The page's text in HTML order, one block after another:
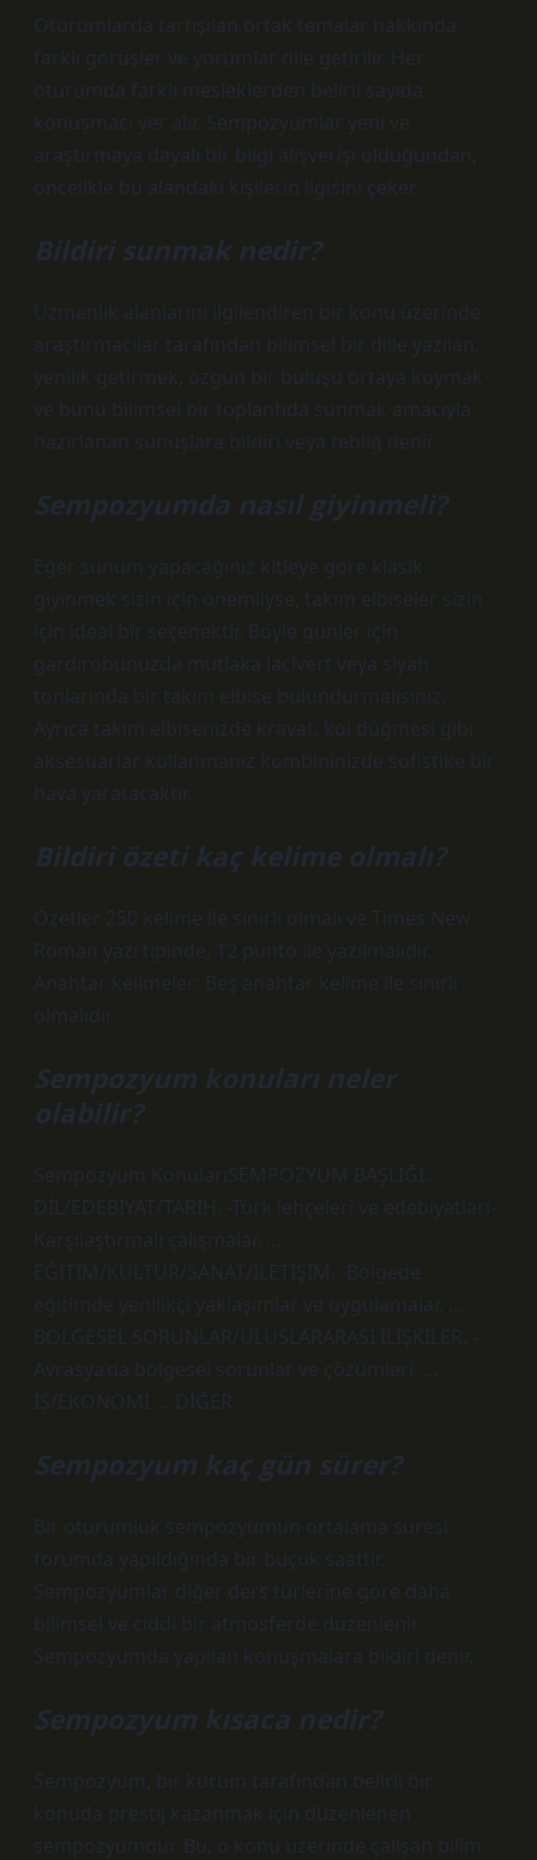
Oturumlarda tartışılan ortak temalar hakkında
farklı görüşler ve yorumlar dile getirilir. Her
oturumda farklı mesleklerden belirli sayıda
konuşmacı yer alır. Sempozyumlar yeni ve
araştırmaya dayalı bir bilgi alışverişi olduğundan,
öncelikle bu alandaki kişilerin ilgisini çeker.
Bildiri sunmak nedir?
Uzmanlık alanlarını ilgilendiren bir konu üzerinde
araştırmacılar tarafından bilimsel bir dille yazılan,
yenilik getirmek, özgün bir buluşu ortaya koymak
ve bunu bilimsel bir toplantıda sunmak amacıyla
hazırlanan sunuşlara bildiri veya tebliğ denir.
Sempozyumda nasıl giyinmeli?
Eğer sunum yapacağınız kitleye göre klasik
giyinmek sizin için önemliyse, takım elbiseler sizin
için ideal bir seçenektir. Böyle günler için
gardırobunuzda mutlaka lacivert veya siyah
tonlarında bir takım elbise bulundurmalısınız.
Ayrıca takım elbisenizde kravat, kol düğmesi gibi
aksesuarlar kullanmanız kombininizde sofistike bir
hava yaratacaktır.
Bildiri özeti kaç kelime olmalı?
Özetler 250 kelime ile sınırlı olmalı ve Times New
Roman yazı tipinde, 12 punto ile yazılmalıdır.
Anahtar kelimeler: Beş anahtar kelime ile sınırlı
olmalıdır.
Sempozyum konuları neler
olabilir?
Sempozyum KonularıSEMPOZYUM BAŞLIĞI.
DİL/EDEBİYAT/TARİH. -Türk lehçeleri ve edebiyatları-
Karşılaştırmalı çalışmalar. …
EĞİTİM/KÜLTÜR/SANAT/İLETİŞİM. -Bölgede
eğitimde yenilikçi yaklaşımlar ve uygulamalar. …
BÖLGESEL SORUNLAR/ULUSLARARASI İLİŞKİLER. -
Avrasya’da bölgesel sorunlar ve çözümleri. …
İŞ/EKONOMİ … DİĞER.
Sempozyum kaç gün sürer?
Bir oturumluk sempozyumun ortalama süresi
forumda yapıldığında bir buçuk saattir.
Sempozyumlar diğer ders türlerine göre daha
bilimsel ve ciddi bir atmosferde düzenlenir.
Sempozyumda yapılan konuşmalara bildiri denir.
Sempozyum kısaca nedir?
Sempozyum, bir kurum tarafından belirli bir
konuda prestij kazanmak için düzenlenen
sempozyumdur. Bu, o konu üzerinde çalışan bilim